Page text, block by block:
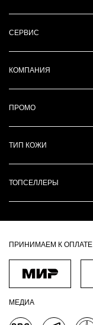
СЕРВИС
КОМПАНИЯ
ПРОМО
ТИП КОЖИ
ТОПСЕЛЛЕРЫ
ПРИНИМАЕМ К ОПЛАТЕ
МЕДИА